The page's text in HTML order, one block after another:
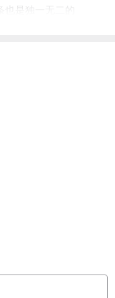
是独一无二的